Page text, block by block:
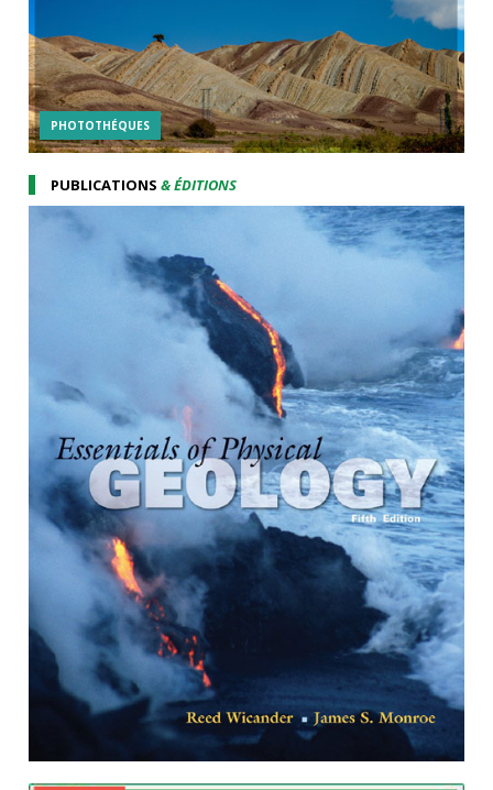
PHOTOTHÉQUES
PUBLICATIONS& ÉDITIONS